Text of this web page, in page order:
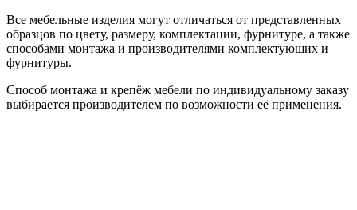
Все мебельные изделия могут отличаться от представленных
образцов по цвету, размеру, комплектации, фурнитуре, а также
способами монтажа и производителями комплектующих и
фурнитуры.
Способ монтажа и крепёж мебели по индивидуальному заказу
выбирается производителем по возможности её применения.